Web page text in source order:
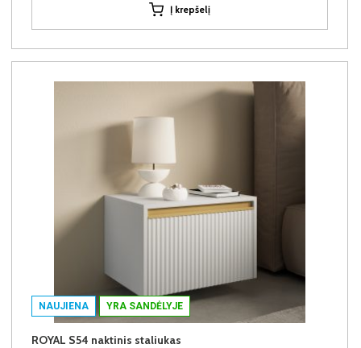
Į krepšelį
NAUJIENA YRA SANDĖLYJE
ROYAL S54 naktinis staliukas